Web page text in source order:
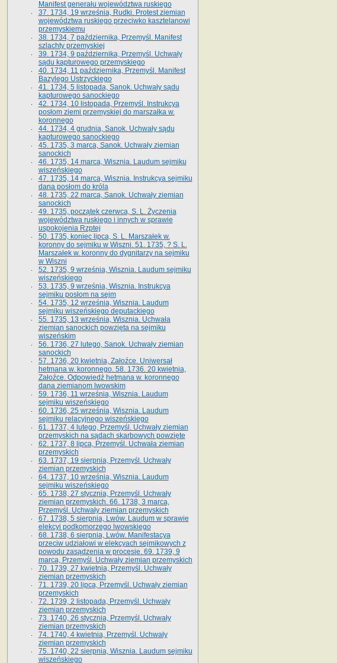
Manifest generału województwa ruskiego
37. 1734, 19 września, Rudki. Protest ziemian
województwa ruskiego przeciwko kasztelanowi
przemyskiemu
38. 1734, 7 października, Przemyśl. Manifest
szlachty przemyskiej
39. 1734, 9 października, Przemyśl. Uchwały
sądu kapturowego przemyskiego
40. 1734, 11 października, Przemyśl. Manifest
Bazylego Ustrzyckiego
41. 1734, 5 listopada, Sanok. Uchwały sądu
kapturowego sanockiego
42. 1734, 10 listopada, Przemyśl. Instrukcya
posłom ziemi przemyskiej do marszałka w.
koronnego
44. 1734, 4 grudnia, Sanok. Uchwały sądu
kapturowego sanockiego
45. 1735, 3 marca, Sanok. Uchwały ziemian
sanockich
46. 1735, 14 marca, Wisznia. Laudum sejmiku
wiszeńskiego
47. 1735, 14 marca, Wisznia. Instrukcya sejmiku
dana posłom do króla
48. 1735, 22 marca, Sanok. Uchwały ziemian
sanockich
49. 1735, początek czerwca, S. L. Życzenia
województwa ruskiego i innych w sprawie
uspokojenia Rzptej
50. 1735, koniec lipca, S. L. Marszałek w.
koronny do sejmiku w Wiszni. 51. 1735, ? S. L.
Marszałek w. koronny do dygnitarzy na sejmiku
w Wiszni
52. 1735, 9 września, Wisznia. Laudum sejmiku
wiszeńskiego
53. 1735, 9 września, Wisznia. Instrukcya
sejmiku posłom na sejm
54. 1735, 12 września, Wisznia. Laudum
sejmiku wiszeńskiego deputackiego
55. 1735, 13 września, Wisznia. Uchwała
ziemian sanockich powzięta na sejmiku
wiszeńskim
56. 1736, 27 lutego, Sanok. Uchwały ziemian
sanockich
57. 1736, 20 kwietnia, Załoźce. Uniwersał
hetmana w. koronnego. 58. 1736. 20 kwietnia,
Załoźce. Odpowiedź hetmana w. koronnego
dana ziemianom lwowskim
59. 1736, 11 września, Wisznia. Laudum
sejmiku wiszeńskiego
60. 1736, 25 września, Wisznia. Laudum
sejmiku relacyjnego wiszeńskiego
61. 1737, 4 lutego, Przemyśl. Uchwały ziemian
przemyskich na sądach skarbowych powzięte
62. 1737, 8 lipca, Przemyśl. Uchwała ziemian
przemyskich
63. 1737, 19 sierpnia, Przemyśl. Uchwały
ziemian przemyskich
64. 1737, 10 września, Wisznia. Laudum
sejmiku wiszeńskiego
65. 1738, 27 stycznia, Przemyśl. Uchwały
ziemian przemyskich­­. 66. 1738, 3 marca,
Przemyśl. Uchwały ziemian przemyskich­
67. 1738, 5 sierpnia, Lwów. Laudum w sprawie
elekcyi podkomorzego lwowskiego
68. 1738, 6 sierpnia, Lwów. Manifestacya
przeciw udziałowi w elekcyach sejmikowych z
powodu zasądzenia w procesie. 69. 1739, 9
marca, Przemyśl. Uchwały ziemian przemyskich
70. 1739, 27 kwietnia, Przemyśl. Uchwały
ziemian przemyskich
71. 1739, 20 lipca, Przemyśl. Uchwały ziemian
przemyskich
72. 1739, 2 listopada, Przemyśl. Uchwały
ziemian przemyskich
73. 1740, 26 stycznia, Przemyśl. Uchwały
ziemian przemyskich
74. 1740, 4 kwietnia, Przemyśl. Uchwały
ziemian przemyskich
75. 1740, 22 sierpnia, Wisznia. Laudum sejmiku
wiszeńskiego